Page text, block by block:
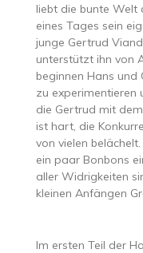
liebt die bunte Welt
eines Tages sein
junge Gertrud
unterstützt ihn von
beginnen Hans und
zu experimentieren
die Gertrud mit
ist hart, die
von vielen
ein paar Bonbons
aller Widrigkeiten
kleinen Anfängen
Im ersten Teil der